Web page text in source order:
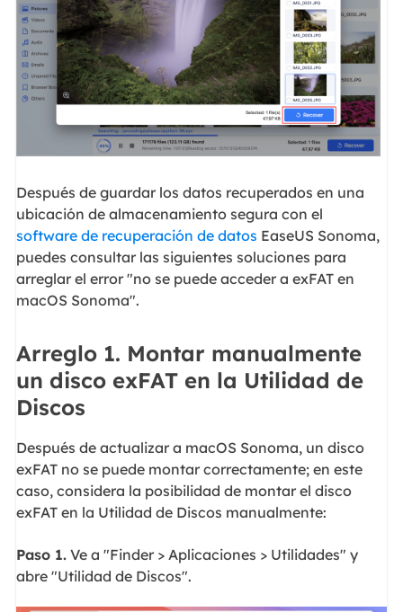
Después de guardar los datos recuperados en una
ubicación de almacenamiento segura con el
software de recuperación de datos EaseUS Sonoma,
puedes consultar las siguientes soluciones para
arreglar el error "no se puede acceder a exFAT en
macOS Sonoma".
Arreglo 1. Montar manualmente
un disco exFAT en la Utilidad de
Discos
Después de actualizar a macOS Sonoma, un disco
exFAT no se puede montar correctamente; en este
caso, considera la posibilidad de montar el disco
exFAT en la Utilidad de Discos manualmente:
Paso 1.Ve a "Finder > Aplicaciones > Utilidades" y
abre "Utilidad de Discos".